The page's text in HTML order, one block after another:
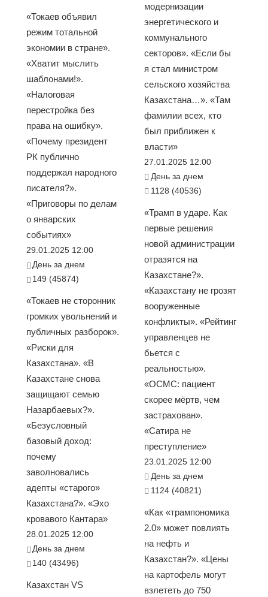
«Токаев объявил
режим тотальной
экономии в стране».
«Хватит мыслить
шаблонами!».
«Налоговая
перестройка без
права на ошибку».
«Почему президент
РК публично
поддержал народного
писателя?».
«Приговоры по делам
о январских
событиях»
29.01.2025 12:00
День за днем
149 (45874)
«Токаев не сторонник
громких увольнений и
публичных разборок».
«Риски для
Казахстана». «В
Казахстане снова
защищают семью
Назарбаевых?».
«Безусловный
базовый доход:
почему
заволновались
адепты «старого»
Казахстана?». «Эхо
кровавого Кантара»
28.01.2025 12:00
День за днем
140 (43496)
Казахстан VS
модернизации
энергетического и
коммунального
секторов». «Если бы
я стал министром
сельского хозяйства
Казахстана…». «Там
фамилии всех, кто
был приближен к
власти»
27.01.2025 12:00
День за днем
1128 (40536)
«Трамп в ударе. Как
первые решения
новой администрации
отразятся на
Казахстане?».
«Казахстану не грозят
вооруженные
конфликты». «Рейтинг
управленцев не
бьется с
реальностью».
«ОСМС: пациент
скорее мёртв, чем
застрахован».
«Сатира не
преступление»
23.01.2025 12:00
День за днем
1124 (40821)
«Как «трампономика
2.0» может повлиять
на нефть и
Казахстан?». «Цены
на картофель могут
взлететь до 750